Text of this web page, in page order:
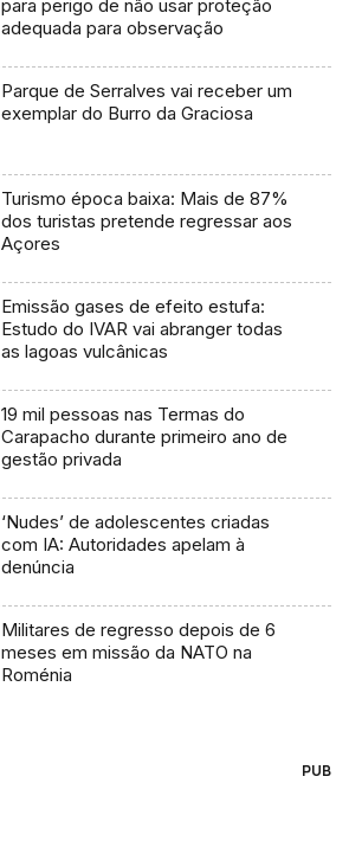
para perigo de não usar proteção
adequada para observação
Parque de Serralves vai receber um
exemplar do Burro da Graciosa
Turismo época baixa: Mais de 87%
dos turistas pretende regressar aos
Açores
Emissão gases de efeito estufa:
Estudo do IVAR vai abranger todas
as lagoas vulcânicas
19 mil pessoas nas Termas do
Carapacho durante primeiro ano de
gestão privada
‘Nudes’ de adolescentes criadas
com IA: Autoridades apelam à
denúncia
Militares de regresso depois de 6
meses em missão da NATO na
Roménia
PUB